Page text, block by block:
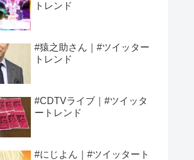
トレンド
#猿之助さん｜#ツイッター
トレンド
#CDTVライブ｜#ツイッタ
ートレンド
#にじよん｜#ツイッタート